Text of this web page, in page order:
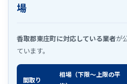
場
香取郡東庄町に対応している業者が
ています。
間取り
相場（下限〜上限の平